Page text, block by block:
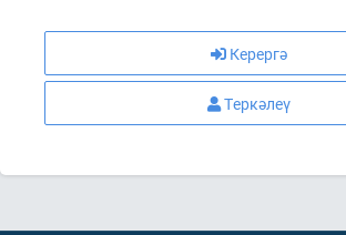
Керергә
Теркәлеү